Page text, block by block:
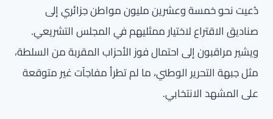
دُعيت نحو خمسة وعشرين مليون مواطن جزائري إلى
صناديق الاقتراع لاختيار ممثليهم في المجلس التشريعي.
ويشير مراقبون إلى احتمال فوز الأحزاب المقربة من السلطة،
مثل جبهة التحرير الوطني، ما لم تطرأ مفاجآت غير متوقعة
على المشهد الانتخابي.